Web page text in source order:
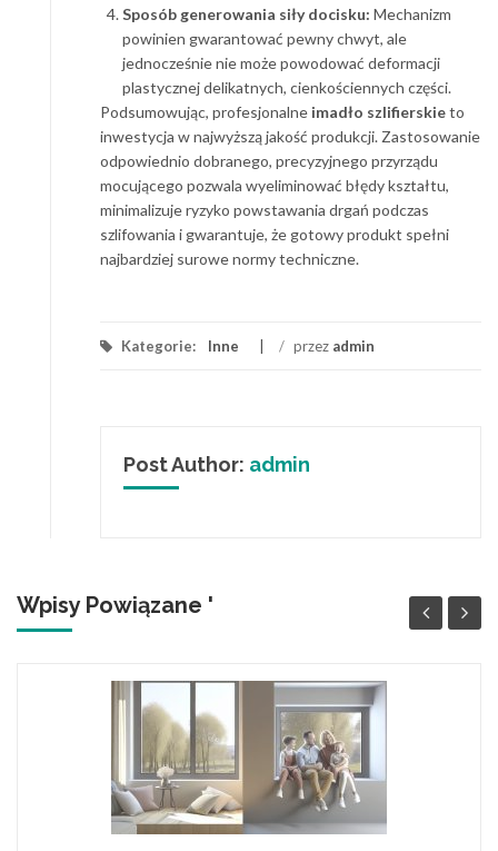
Sposób generowania siły docisku: Mechanizm
powinien gwarantować pewny chwyt, ale
jednocześnie nie może powodować deformacji
plastycznej delikatnych, cienkościennych części.
Podsumowując, profesjonalne imadło szlifierskieto
inwestycja w najwyższą jakość produkcji. Zastosowanie
odpowiednio dobranego, precyzyjnego przyrządu
mocującego pozwala wyeliminować błędy kształtu,
minimalizuje ryzyko powstawania drgań podczas
szlifowania i gwarantuje, że gotowy produkt spełni
najbardziej surowe normy techniczne.
Kategorie: Inne / przez admin
Post Author: admin
Wpisy Powiązane '